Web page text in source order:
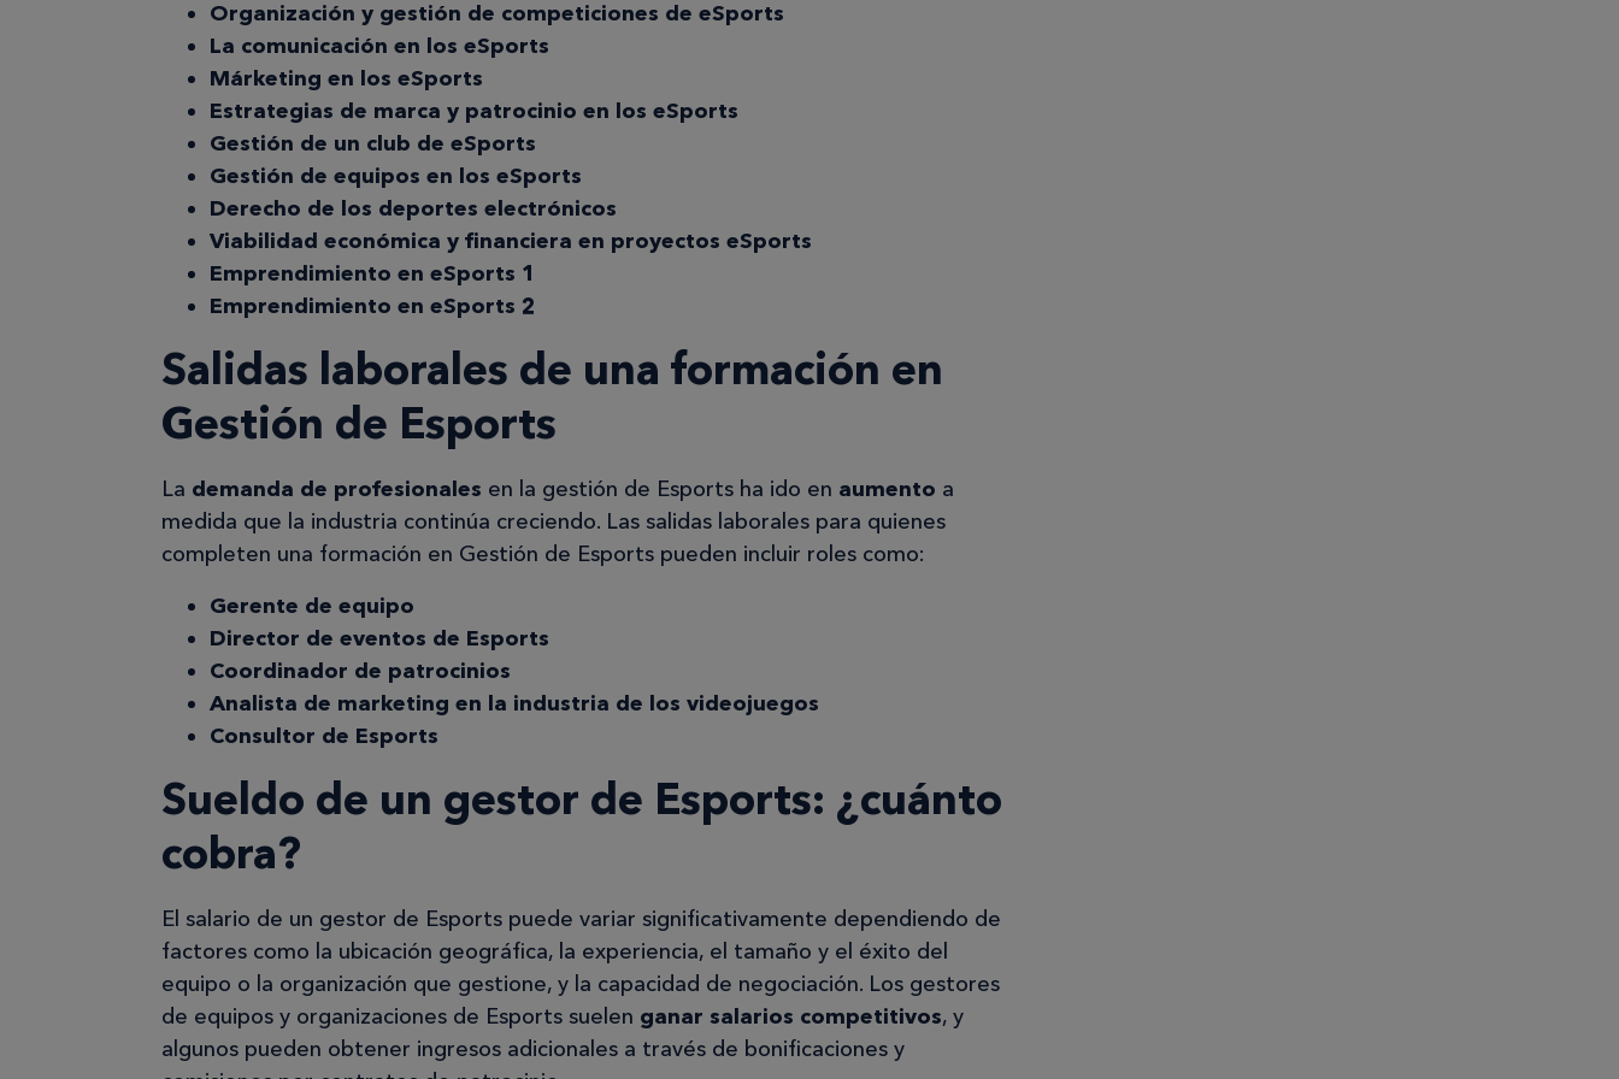
Organización y gestión de competiciones de eSports
La comunicación en los eSports
Márketing en los eSports
Estrategias de marca y patrocinio en los eSports
Gestión de un club de eSports
Gestión de equipos en los eSports
Derecho de los deportes electrónicos
Viabilidad económica y financiera en proyectos eSports
Emprendimiento en eSports 1
Emprendimiento en eSports 2
Salidas laborales de una formación en
Gestión de Esports
La demanda de profesionales en la gestión de Esports ha ido en aumento a
medida que la industria continúa creciendo. Las salidas laborales para quienes
completen una formación en Gestión de Esports pueden incluir roles como:
Gerente de equipo
Director de eventos de Esports
Coordinador de patrocinios
Analista de marketing en la industria de los videojuegos
Consultor de Esports
Sueldo de un gestor de Esports: ¿cuánto
cobra?
El salario de un gestor de Esports puede variar significativamente dependiendo de
factores como la ubicación geográfica, la experiencia, el tamaño y el éxito del
equipo o la organización que gestione, y la capacidad de negociación. Los gestores
de equipos y organizaciones de Esports suelen ganar salarios competitivos, y
algunos pueden obtener ingresos adicionales a través de bonificaciones y